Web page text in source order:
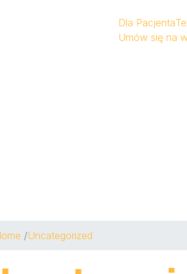
Dla Pacjenta
Umów się na
/Uncategorized